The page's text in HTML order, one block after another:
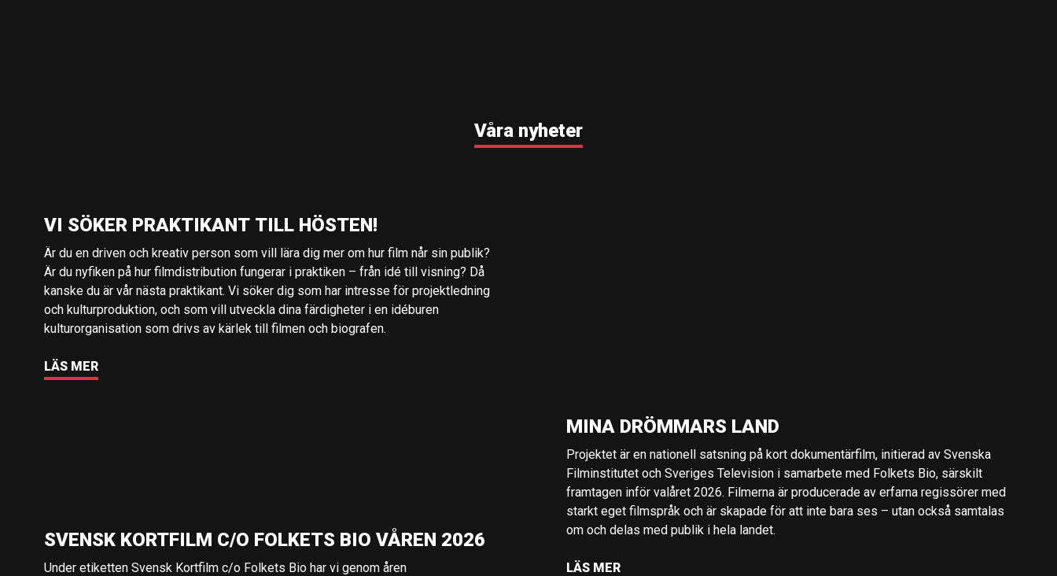
Våra nyheter
VI SÖKER PRAKTIKANT TILL HÖSTEN!
Är du en driven och kreativ person som vill lära dig mer om hur film når sin publik?
Är du nyfiken på hur filmdistribution fungerar i praktiken – från idé till visning? Då
kanske du är vår nästa praktikant. Vi söker dig som har intresse för projektledning
och kulturproduktion, och som vill utveckla dina färdigheter i en idéburen
kulturorganisation som drivs av kärlek till filmen och biografen.
LÄS MER
MINA DRÖMMARS LAND
Projektet är en nationell satsning på kort dokumentärfilm, initierad av Svenska
Filminstitutet och Sveriges Television i samarbete med Folkets Bio, särskilt
framtagen inför valåret 2026. Filmerna är producerade av erfarna regissörer med
starkt eget filmspråk och är skapade för att inte bara ses – utan också samtalas
om och delas med publik i hela landet.
LÄS MER
SVENSK KORTFILM C/O FOLKETS BIO VÅREN 2026
Under etiketten Svensk Kortfilm c/o Folkets Bio har vi genom åren